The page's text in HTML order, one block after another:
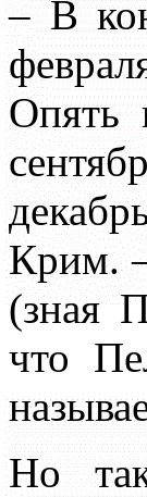
– В
Опять
Крим.
(зная
что
Но